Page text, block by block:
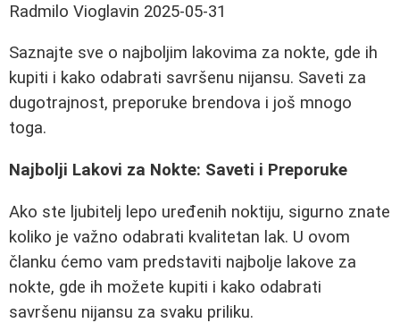
Radmilo Vioglavin 2025-05-31
Saznajte sve o najboljim lakovima za nokte, gde ih
kupiti i kako odabrati savršenu nijansu. Saveti za
dugotrajnost, preporuke brendova i još mnogo
toga.
Najbolji Lakovi za Nokte: Saveti i Preporuke
Ako ste ljubitelj lepo uređenih noktiju, sigurno znate
koliko je važno odabrati kvalitetan lak. U ovom
članku ćemo vam predstaviti najbolje lakove za
nokte, gde ih možete kupiti i kako odabrati
savršenu nijansu za svaku priliku.